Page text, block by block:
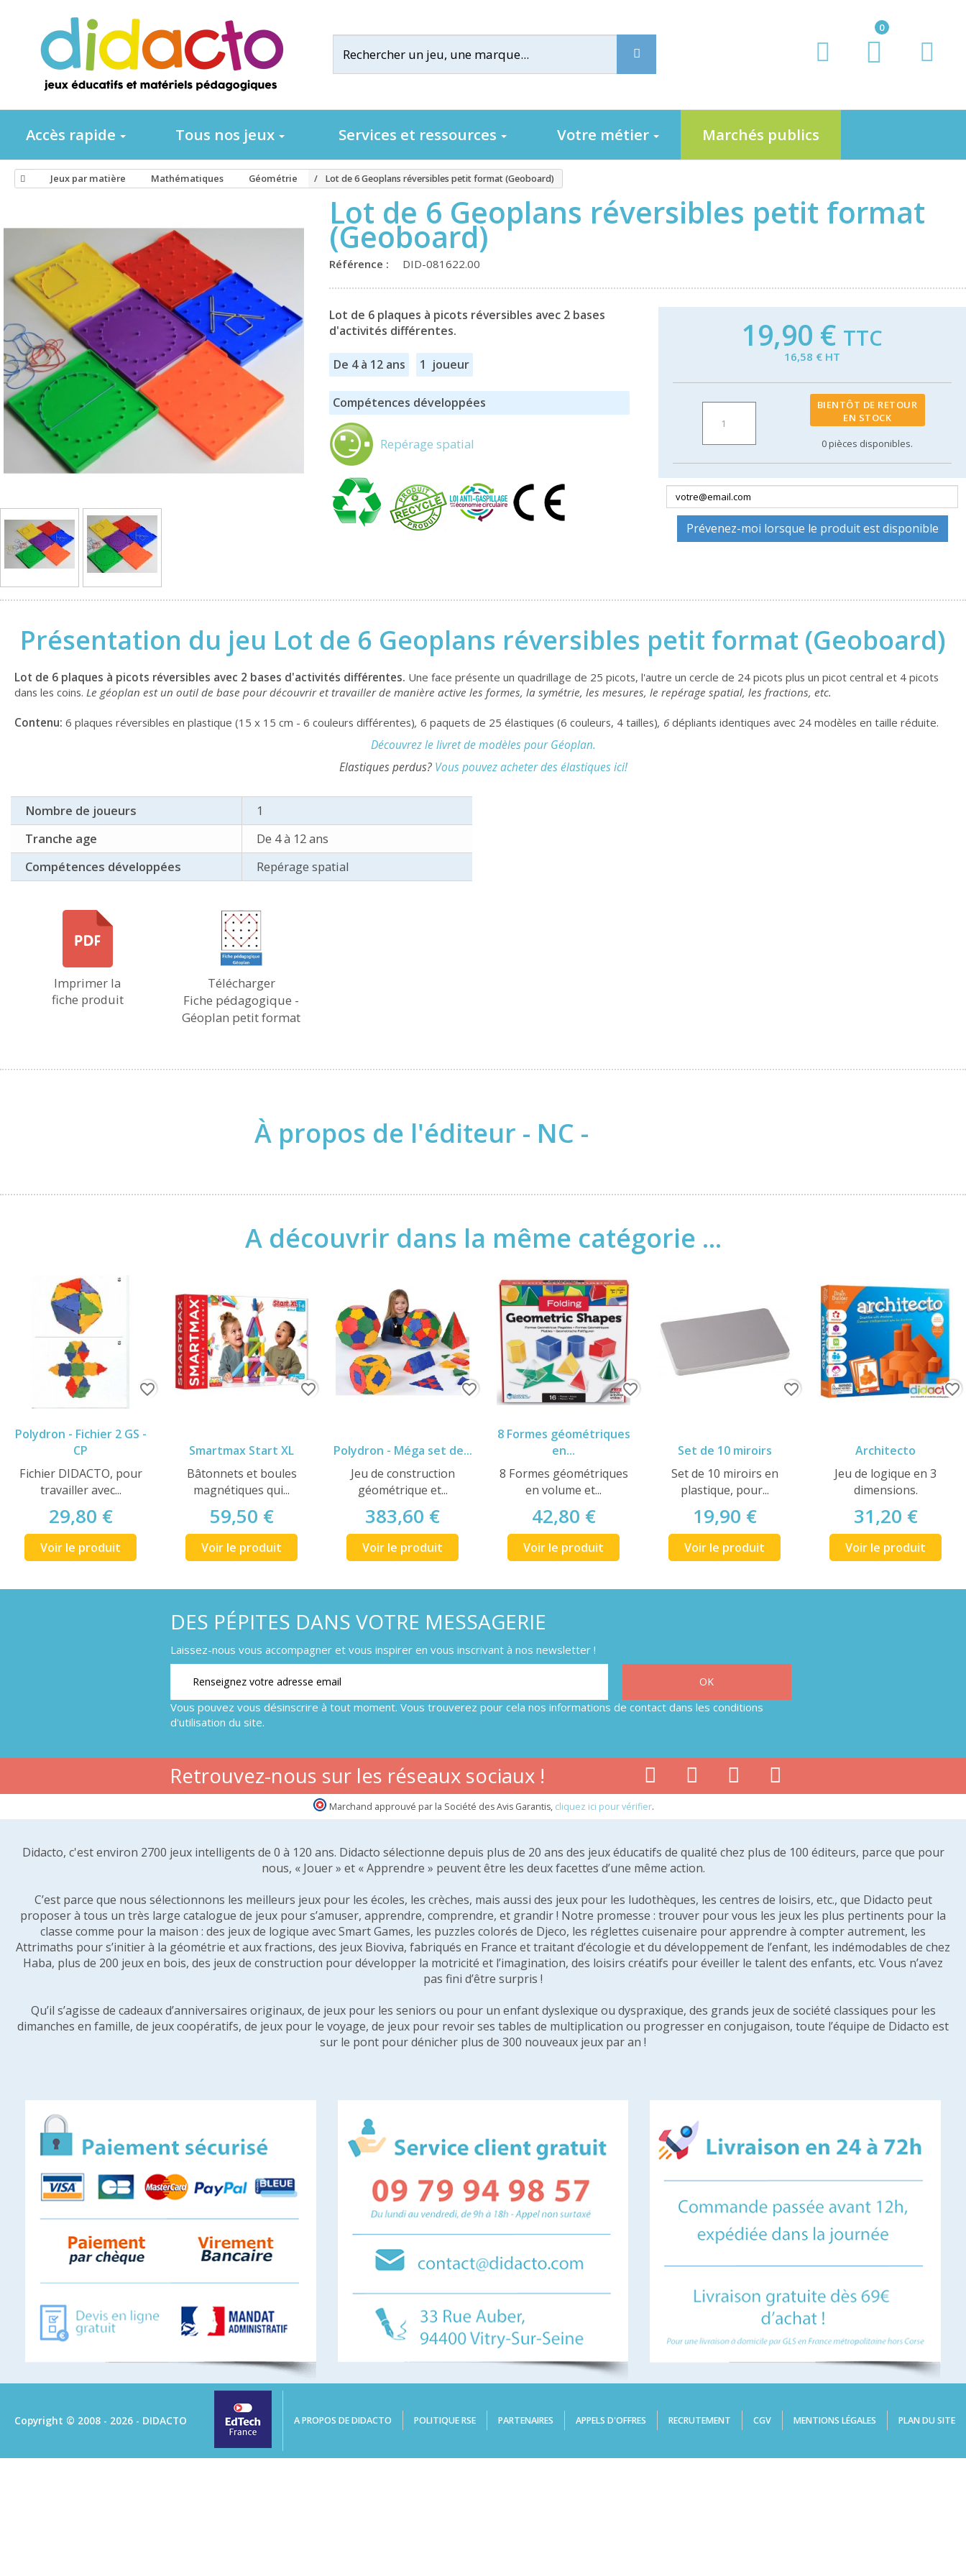
0
Accès rapide Tous nos jeux Services et ressources Votre métier Marchés publics
Jeux par matière Mathématiques Géométrie Lot de 6 Geoplans réversibles petit format (Geoboard)
Lot de 6 Geoplans réversibles petit format
(Geoboard)
Référence : DID-081622.00
Lot de 6 plaques à picots réversibles avec 2 bases
d'activités différentes.
De 4 à 12 ans 1 joueur
Compétences développées
Repérage spatial
19,90 € TTC
16,58 € HT
BIENTÔT DE RETOUR
EN STOCK
0pièces disponibles.
Prévenez-moi lorsque le produit est disponible
Présentation du jeu Lot de 6 Geoplans réversibles petit format (Geoboard)
Lot de 6 plaques à picots réversibles avec 2 bases d'activités différentes. Une face présente un quadrillage de 25 picots, l'autre un cercle de 24 picots plus un picot central et 4 picots
dans les coins. Le géoplan est un outil de base pour découvrir et travailler de manière active les formes, la symétrie, les mesures, le repérage spatial, les fractions, etc.
Contenu: 6 plaques réversibles en plastique (15 x 15 cm - 6 couleurs différentes), 6 paquets de 25 élastiques (6 couleurs, 4 tailles), 6dépliants identiques avec 24 modèles en taille réduite.
Découvrez le livret de modèles pour Géoplan.
Elastiques perdus? Vous pouvez acheter des élastiques ici!
Nombre de joueurs
1
Tranche age
De 4 à 12 ans
Compétences développées
Repérage spatial
Imprimer la
fiche produit
Télécharger
Fiche pédagogique -
Géoplan petit format
À propos de l'éditeur - NC -
A découvrir dans la même catégorie ...
Polydron - Fichier 2 GS -
CP
Fichier DIDACTO, pour
travailler avec...
29,80 €
Voir le produit
favorite_border
Smartmax Start XL
Bâtonnets et boules
magnétiques qui...
59,50 €
Voir le produit
favorite_border
Polydron - Méga set de...
Jeu de construction
géométrique et...
383,60 €
Voir le produit
favorite_border
8 Formes géométriques
en...
8 Formes géométriques
en volume et...
42,80 €
Voir le produit
favorite_border
Set de 10 miroirs
Set de 10 miroirs en
plastique, pour...
19,90 €
Voir le produit
favorite_border
Architecto
Jeu de logique en 3
dimensions.
31,20 €
Voir le produit
favorite_border
DES PÉPITES DANS VOTRE MESSAGERIE
Laissez-nous vous accompagner et vous inspirer en vous inscrivant à nos newsletter !
Vous pouvez vous désinscrire à tout moment. Vous trouverez pour cela nos informations de contact dans les conditions
d'utilisation du site.
Retrouvez-nous sur les réseaux sociaux !
Marchand approuvé par la Société des Avis Garantis, cliquez ici pour vérifier.
Didacto, c'est environ 2700 jeux intelligents de 0 à 120 ans. Didacto sélectionne depuis plus de 20 ans des jeux éducatifs de qualité chez plus de 100 éditeurs, parce que pour
nous, « Jouer » et « Apprendre » peuvent être les deux facettes d’une même action.
C’est parce que nous sélectionnons les meilleurs jeux pour les écoles, les crèches, mais aussi des jeux pour les ludothèques, les centres de loisirs, etc., que Didacto peut
proposer à tous un très large catalogue de jeux pour s’amuser, apprendre, comprendre, et grandir ! Notre promesse : trouver pour vous les jeux les plus pertinents pour la
classe comme pour la maison : des jeux de logique avec Smart Games, les puzzles colorés de Djeco, les réglettes cuisenaire pour apprendre à compter autrement, les
Attrimaths pour s’initier à la géométrie et aux fractions, des jeux Bioviva, fabriqués en France et traitant d’écologie et du développement de l’enfant, les indémodables de chez
Haba, plus de 200 jeux en bois, des jeux de construction pour développer la motricité et l’imagination, des loisirs créatifs pour éveiller le talent des enfants, etc. Vous n’avez
pas fini d’être surpris !
Qu’il s’agisse de cadeaux d’anniversaires originaux, de jeux pour les seniors ou pour un enfant dyslexique ou dyspraxique, des grands jeux de société classiques pour les
dimanches en famille, de jeux coopératifs, de jeux pour le voyage, de jeux pour revoir ses tables de multiplication ou progresser en conjugaison, toute l’équipe de Didacto est
sur le pont pour dénicher plus de 300 nouveaux jeux par an !
Copyright © 2008 - 2026 - DIDACTO A PROPOS DE DIDACTO POLITIQUE RSE PARTENAIRES APPELS D'OFFRES RECRUTEMENT CGV MENTIONS LÉGALES PLAN DU SITE